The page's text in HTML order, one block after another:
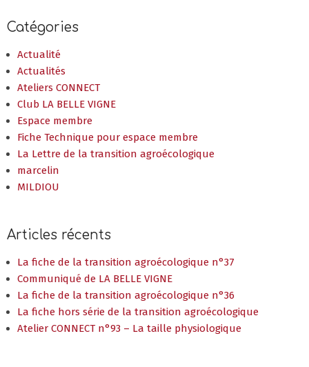
Catégories
Actualité
Actualités
Ateliers CONNECT
Club LA BELLE VIGNE
Espace membre
Fiche Technique pour espace membre
La Lettre de la transition agroécologique
marcelin
MILDIOU
Articles récents
La fiche de la transition agroécologique n°37
Communiqué de LA BELLE VIGNE
La fiche de la transition agroécologique n°36
La fiche hors série de la transition agroécologique
Atelier CONNECT n°93 – La taille physiologique